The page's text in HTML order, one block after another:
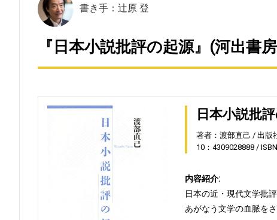
書き手：辻原 登
『日本小説批評の起源』(河出書
日本小説批
著者：渡部直己 出版
10：4309028888
内容紹介:
日本の近・現代文学批
あがなう文学の血脈を